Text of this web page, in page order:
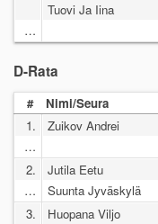
…
Tuovi Ja Iina
D-Rata
# Nimi/Seura
1.
…
Zuikov Andrei
2.
…
Jutila Eetu
Suunta Jyväskylä
3.
Huopana Viljo